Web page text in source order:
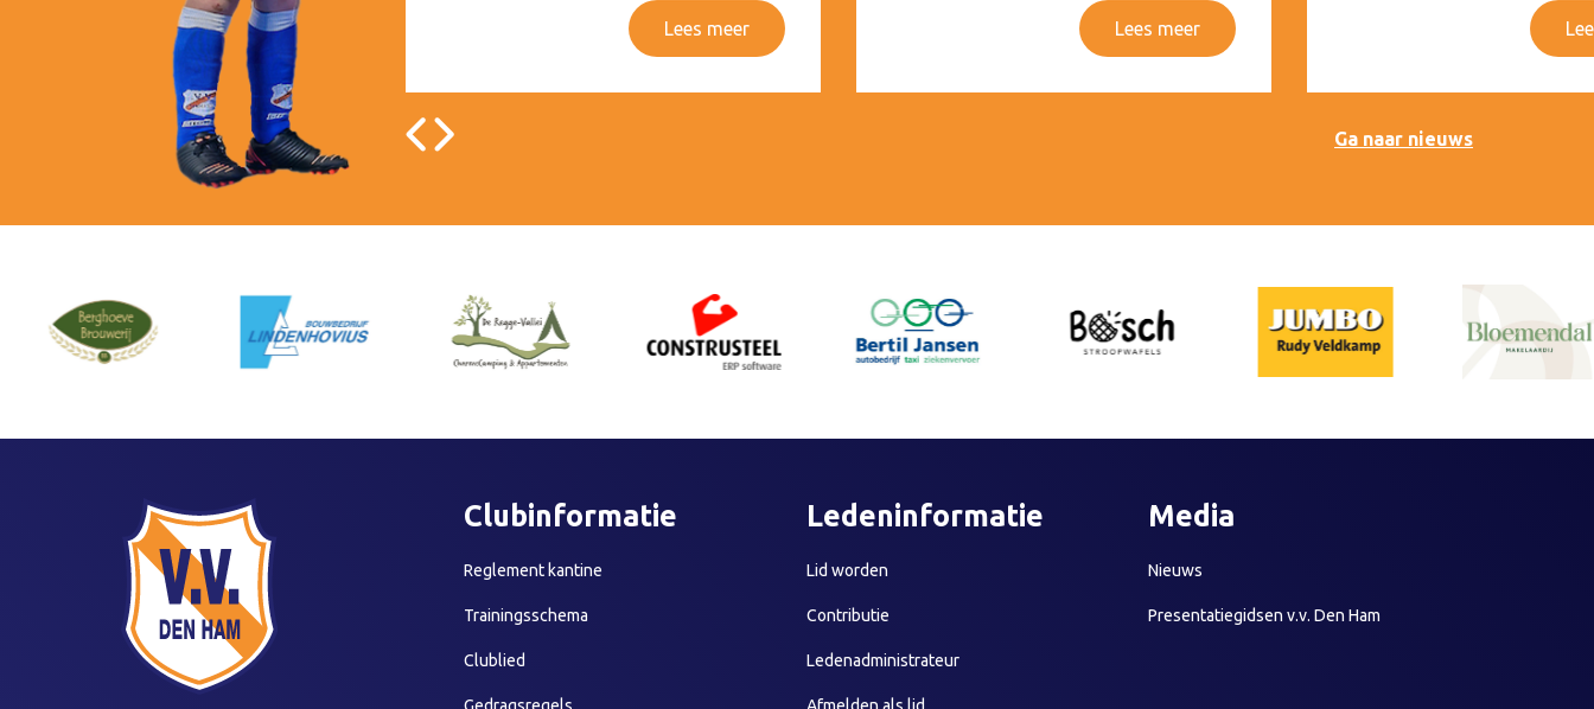
Lees meer Lees meer
Ga naar nieuws
Clubinformatie
Reglement kantine
Trainingsschema
Clublied
Ledeninformatie
Lid worden
Contributie
Ledenadministrateur
Media
Nieuws
Presentatiegidsen v.v. Den Ham